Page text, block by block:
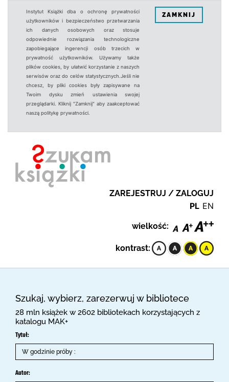
Instytut Książki dba o ochronę prywatności
użytkowników i bezpieczeństwo przetwarzania
ich danych osobowych oraz stosuje
odpowiednie rozwiązania technologiczne
zapobiegające ingerencji osób trzecich w
prywatność użytkowników. Używamy także
plików cookies, by ułatwić korzystanie z naszych
serwisów oraz do celów statystycznych.Jeśli nie
chcesz, by pliki cookies były zapisywane na
Twoim dysku zmień ustawienia swojej
przeglądarki. Kliknij "Zamknij" aby zaakceptować
naszą politykę prywatności.
ZAMKNIJ
ZAREJESTRUJ / ZALOGUJ
PL EN
wielkość:
kontrast:
Szukaj, wybierz, zarezerwuj w bibliotece
28 mln książek w 2602 bibliotekach korzystających z
katalogu MAK+
Tytuł:
Autor: